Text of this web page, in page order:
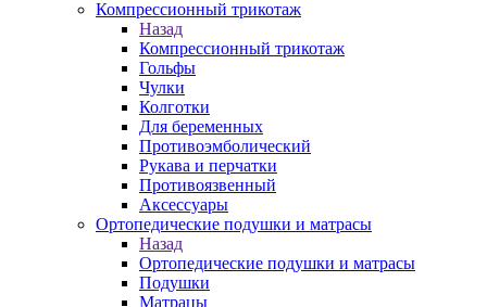
Компрессионный трикотаж
Назад
Компрессионный трикотаж
Гольфы
Чулки
Колготки
Для беременных
Противоэмболический
Рукава и перчатки
Противоязвенный
Аксессуары
Ортопедические подушки и матрасы
Назад
Ортопедические подушки и матрасы
Подушки
Матрацы